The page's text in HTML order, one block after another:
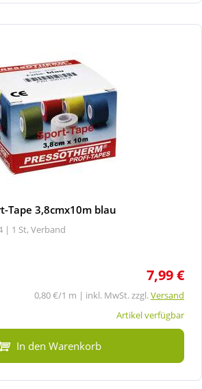
Tape 3,8cmx10m blau
| 1 St, Verband
7,99 €
0,80 €/1 m | inkl. MwSt. zzgl.Versand
Artikel verfügbar
In den Warenkorb